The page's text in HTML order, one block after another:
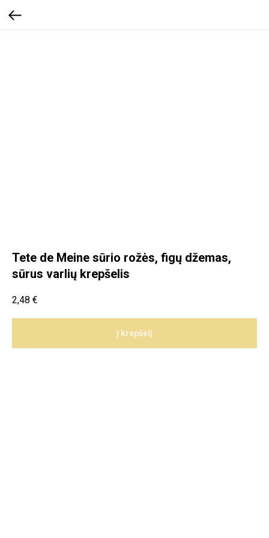
Tete de Meine sūrio rožės, figų džemas,
sūrus varlių krepšelis
2,48 €
Į krepšelį